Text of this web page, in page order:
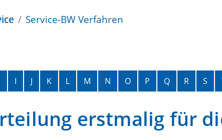
Service-BW Verfahren
I J K L M N O P Q R S
erstmalig für